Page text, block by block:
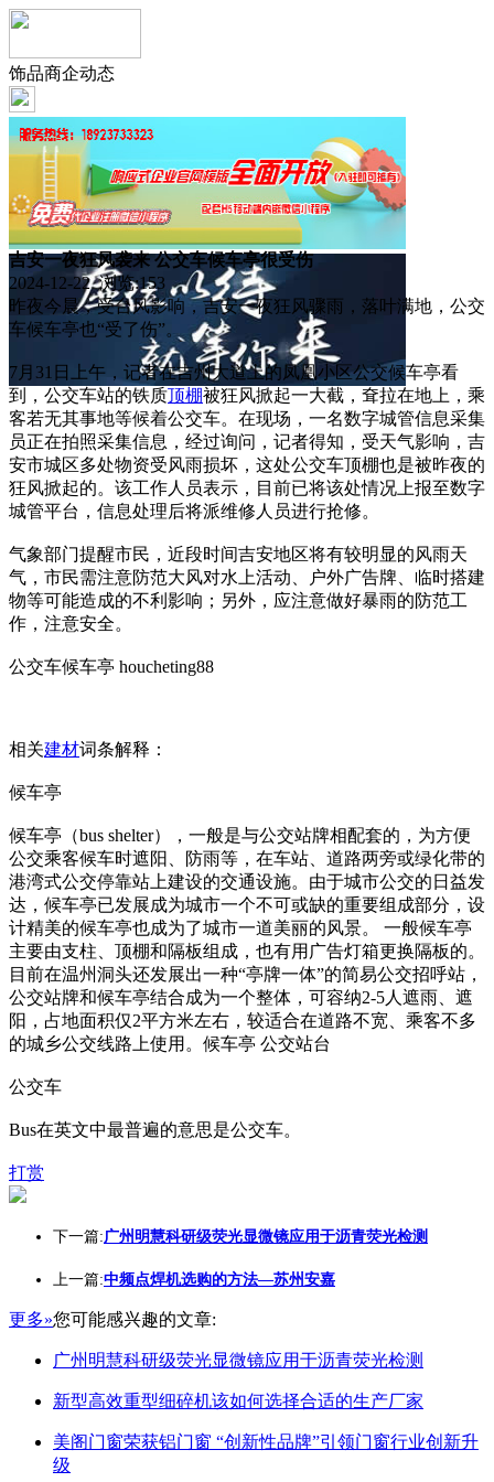
饰品商企动态
吉安一夜狂风袭来 公交车候车亭很受伤
2024-12-22 浏览:153
昨夜今晨，受台风影响，吉安一夜狂风骤雨，落叶满地，公交
车候车亭也“受了伤”。
7月31日上午，记者在吉州大道上的凤凰小区公交候车亭看
到，公交车站的铁质顶棚被狂风掀起一大截，耷拉在地上，乘
客若无其事地等候着公交车。在现场，一名数字城管信息采集
员正在拍照采集信息，经过询问，记者得知，受天气影响，吉
安市城区多处物资受风雨损坏，这处公交车顶棚也是被昨夜的
狂风掀起的。该工作人员表示，目前已将该处情况上报至数字
城管平台，信息处理后将派维修人员进行抢修。
气象部门提醒市民，近段时间吉安地区将有较明显的风雨天
气，市民需注意防范大风对水上活动、户外广告牌、临时搭建
物等可能造成的不利影响；另外，应注意做好暴雨的防范工
作，注意安全。
公交车候车亭 houcheting88
相关建材词条解释：
候车亭
候车亭（bus shelter），一般是与公交站牌相配套的，为方便
公交乘客候车时遮阳、防雨等，在车站、道路两旁或绿化带的
港湾式公交停靠站上建设的交通设施。由于城市公交的日益发
达，候车亭已发展成为城市一个不可或缺的重要组成部分，设
计精美的候车亭也成为了城市一道美丽的风景。 一般候车亭
主要由支柱、顶棚和隔板组成，也有用广告灯箱更换隔板的。
目前在温州洞头还发展出一种“亭牌一体”的简易公交招呼站，
公交站牌和候车亭结合成为一个整体，可容纳2-5人遮雨、遮
阳，占地面积仅2平方米左右，较适合在道路不宽、乘客不多
的城乡公交线路上使用。候车亭 公交站台
公交车
Bus在英文中最普遍的意思是公交车。
打赏
下一篇:广州明慧科研级荧光显微镜应用于沥青荧光检测
上一篇:中频点焊机选购的方法—苏州安嘉
更多»您可能感兴趣的文章:
广州明慧科研级荧光显微镜应用于沥青荧光检测
新型高效重型细碎机该如何选择合适的生产厂家
美阁门窗荣获铝门窗 “创新性品牌”引领门窗行业创新升
级